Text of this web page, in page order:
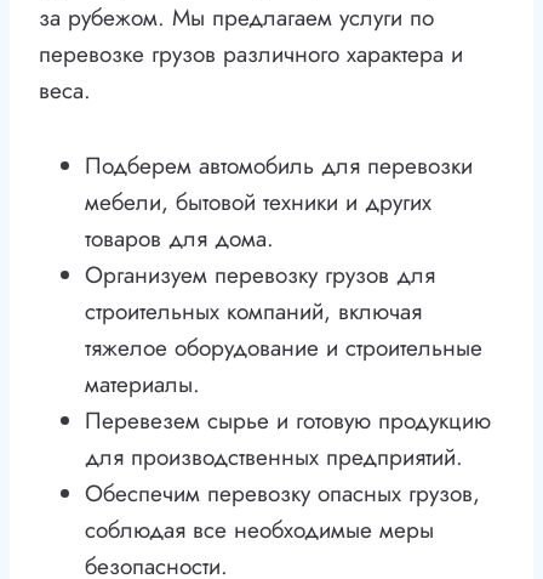
за рубежом. Мы предлагаем услуги по
перевозке грузов различного характера и
веса.
Подберем автомобиль для перевозки
мебели, бытовой техники и других
товаров для дома.
Организуем перевозку грузов для
строительных компаний, включая
тяжелое оборудование и строительные
материалы.
Перевезем сырье и готовую продукцию
для производственных предприятий.
Обеспечим перевозку опасных грузов,
соблюдая все необходимые меры
безопасности.